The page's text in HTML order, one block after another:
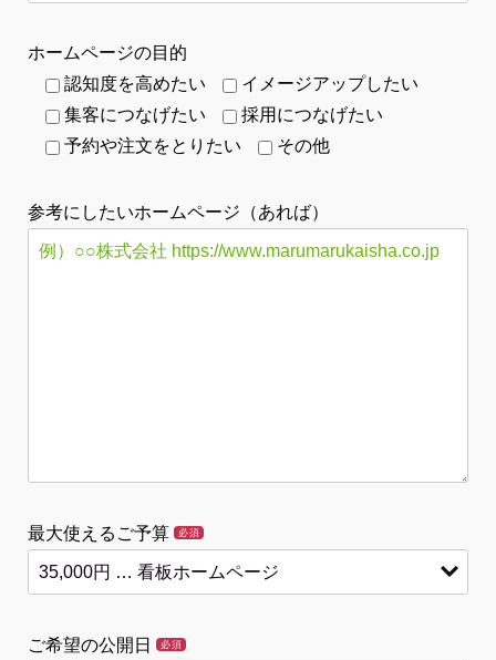
ホームページの目的
認知度を高めたい
イメージアップしたい
集客につなげたい
採用につなげたい
予約や注文をとりたい
その他
参考にしたいホームページ（あれば）
最大使えるご予算 必須
ご希望の公開日 必須